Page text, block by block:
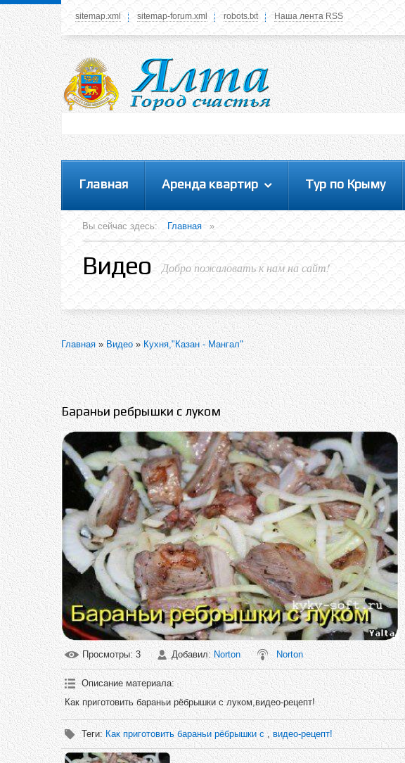
У вас нет прав просматривать данное меню,
пожалуйста, войдите на сайт под своим
логином или зарегестрируйтесь! Это позволит
вам пользоваться всеми функциями нашего
sitemap.xml sitemap-forum.xml robots.txt Наша лента RSS
Главная Аренда квартир Тур по Крыму
Вы сейчас здесь: Главная »
Видео Добро пожаловать к нам на сайт!
Главная»Видео»Кухня,"Казан - Мангал"
Бараньи ребрышки с луком
Просмотры: 3 Добавил:Norton Norton
Описание материала:
Как приготовить бараньи рёбрышки с луком,видео-рецепт!
Теги:Как приготовить бараньи рёбрышки с, видео-рецепт!